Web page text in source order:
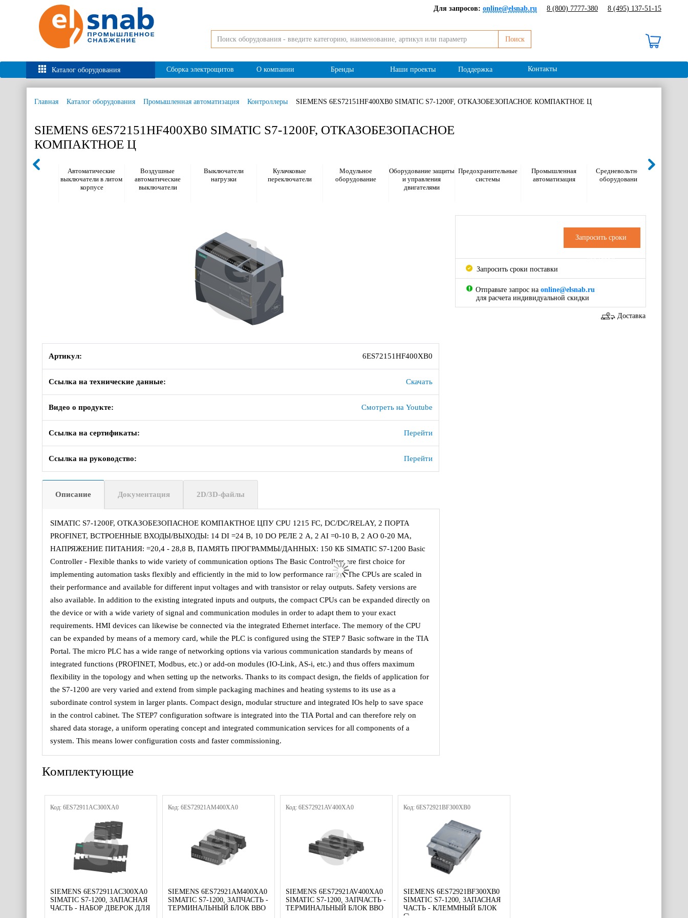
Для запросов: online@elsnab.ru 8 (800) 7777-380 8 (495) 137-51-15
Поиск
Каталог оборудования Сборка электрощитов О компании Бренды Наши проекты Поддержка Контакты
Главная Каталог оборудования Промышленная автоматизация Контроллеры SIEMENS 6ES72151HF400XB0 SIMATIC S7-1200F, ОТКАЗОБЕЗОПАСНОЕ КОМПАКТНОЕ Ц
SIEMENS 6ES72151HF400XB0 SIMATIC S7-1200F, ОТКАЗОБЕЗОПАСНОЕ
КОМПАКТНОЕ Ц
Автоматические
выключатели в литом
корпусе
Воздушные
автоматические
выключатели
Выключатели
нагрузки
Кулачковые
переключатели
Модульное
оборудование
Оборудование защиты
и управления
двигателями
Предохранительные
системы
Промышленная
автоматизация
Средневольтное
оборудование
Артикул: 6ES72151HF400XB0
Ссылка на технические данные: Скачать
Видео о продукте: Смотреть на Youtube
Ссылка на сертификаты: Перейти
Ссылка на руководство: Перейти
Описание Документация 2D/3D-файлы
SIMATIC S7-1200F, ОТКАЗОБЕЗОПАСНОЕ КОМПАКТНОЕ ЦПУ CPU 1215 FC, DC/DC/RELAY, 2 ПОРТА
PROFINET, ВСТРОЕННЫЕ ВХОДЫ/ВЫХОДЫ: 14 DI =24 В, 10 DO РЕЛЕ 2 A, 2 AI =0-10 В, 2 AO 0-20 МА,
НАПРЯЖЕНИЕ ПИТАНИЯ: =20,4 - 28,8 В, ПАМЯТЬ ПРОГРАММЫ/ДАННЫХ: 150 КБ SIMATIC S7-1200 Basic
Controller - Flexible thanks to wide variety of communication options The Basic Controllers are first choice for
implementing automation tasks flexibly and efficiently in the mid to low performance range. The CPUs are scaled in
their performance and available for different input voltages and with transistor or relay outputs. Safety versions are
also available. In addition to the existing integrated inputs and outputs, the compact CPUs can be expanded directly on
the device or with a wide variety of signal and communication modules in order to adapt them to your exact
requirements. HMI devices can likewise be connected via the integrated Ethernet interface. The memory of the CPU
can be expanded by means of a memory card, while the PLC is configured using the STEP 7 Basic software in the TIA
Portal. The micro PLC has a wide range of networking options via various communication standards by means of
integrated functions (PROFINET, Modbus, etc.) or add-on modules (IO-Link, AS-i, etc.) and thus offers maximum
flexibility in the topology and when setting up the networks. Thanks to its compact design, the fields of application for
the S7-1200 are very varied and extend from simple packaging machines and heating systems to its use as a
subordinate control system in larger plants. Compact design, modular structure and integrated IOs help to save space
in the control cabinet. The STEP7 configuration software is integrated into the TIA Portal and can therefore rely on
shared data storage, a uniform operating concept and integrated communication services for all components of a
system. This means lower configuration costs and faster commissioning.
Запросить сроки
поставки
Запросить сроки поставки
Отправьте запрос на online@elsnab.ru
для расчета индивидуальной скидки
Доставка
Комплектующие
Код: 6ES72911AC300XA0
SIEMENS 6ES72911AC300XA0
SIMATIC S7-1200, ЗАПАСНАЯ
ЧАСТЬ - НАБОР ДВЕРОК ДЛЯ
Код: 6ES72921AM400XA0
SIEMENS 6ES72921AM400XA0
SIMATIC S7-1200, ЗАПЧАСТЬ -
ТЕРМИНАЛЬНЫЙ БЛОК ВВО
Код: 6ES72921AV400XA0
SIEMENS 6ES72921AV400XA0
SIMATIC S7-1200, ЗАПЧАСТЬ -
ТЕРМИНАЛЬНЫЙ БЛОК ВВО
Код: 6ES72921BF300XB0
SIEMENS 6ES72921BF300XB0
SIMATIC S7-1200, ЗАПАСНАЯ
ЧАСТЬ - КЛЕММНЫЙ БЛОК
С\